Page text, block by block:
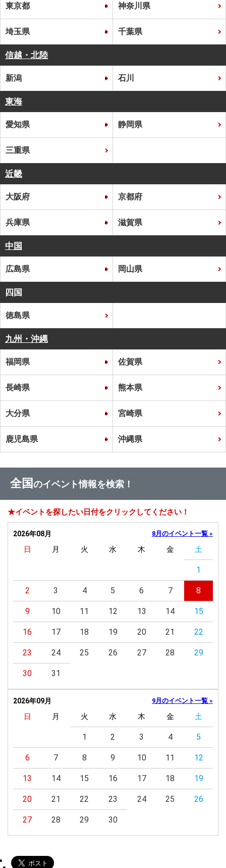
東京都 神奈川県
埼玉県 千葉県
信越・北陸
新潟 石川
東海
愛知県 静岡県
三重県
近畿
大阪府 京都府
兵庫県 滋賀県
中国
広島県 岡山県
四国
徳島県
九州・沖縄
福岡県 佐賀県
長崎県 熊本県
大分県 宮崎県
鹿児島県 沖縄県
全国のイベント情報を検索！
★イベントを探したい日付をクリックしてください！
2026年08月 8月のイベント一覧 »
日 月 火 水 木 金 土
1
2 3 4 5 6 7 8
9 10 11 12 13 14 15
16 17 18 19 20 21 22
23 24 25 26 27 28 29
30 31
2026年09月 9月のイベント一覧 »
日 月 火 水 木 金 土
1 2 3 4 5
6 7 8 9 10 11 12
13 14 15 16 17 18 19
20 21 22 23 24 25 26
27 28 29 30